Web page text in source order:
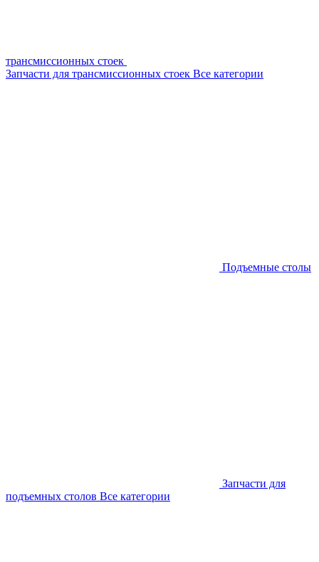
трансмиссионных стоек
Запчасти для трансмиссионных стоек Все категории
Подъемные столы
Запчасти для
подъемных столов Все категории